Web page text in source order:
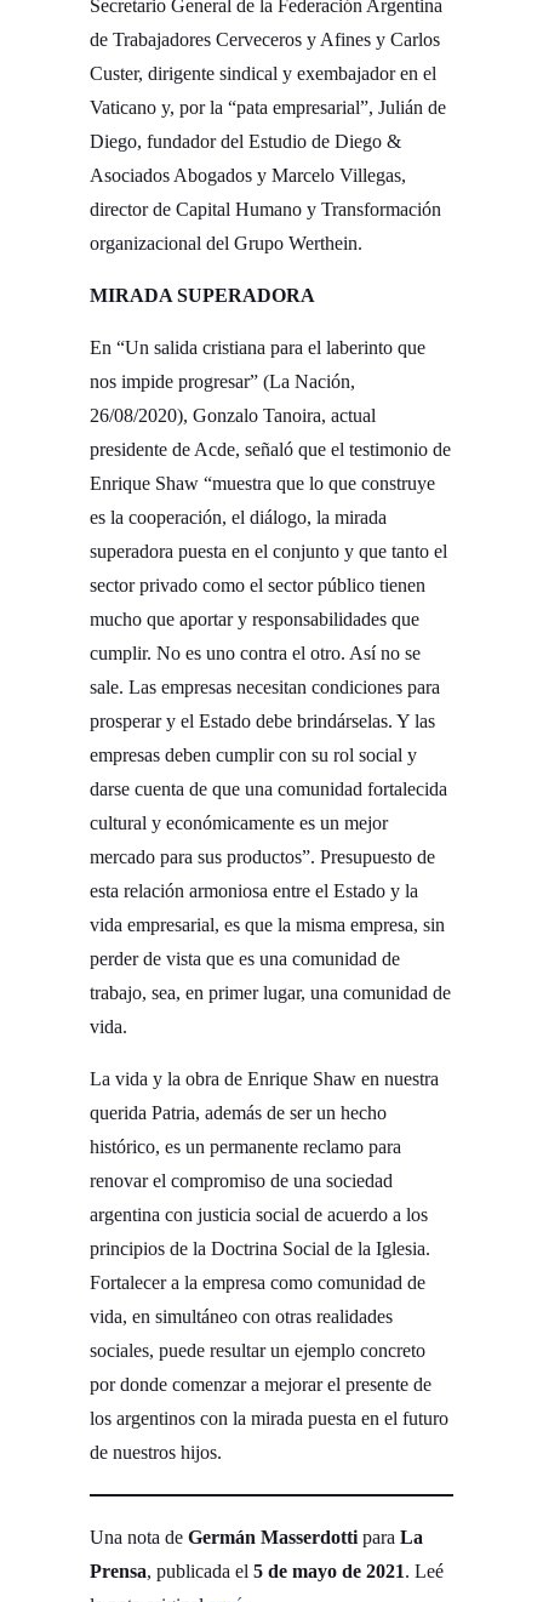
Secretario General de la Federación Argentina
de Trabajadores Cerveceros y Afines y Carlos
Custer, dirigente sindical y exembajador en el
Vaticano y, por la “pata empresarial”, Julián de
Diego, fundador del Estudio de Diego &
Asociados Abogados y Marcelo Villegas,
director de Capital Humano y Transformación
organizacional del Grupo Werthein.­
MIRADA SUPERADORA­
En “Un salida cristiana para el laberinto que
nos impide progresar” (La Nación,
26/08/2020), Gonzalo Tanoira, actual
presidente de Acde, señaló que el testimonio de
Enrique Shaw “muestra que lo que construye
es la cooperación, el diálogo, la mirada
superadora puesta en el conjunto y que tanto el
sector privado como el sector público tienen
mucho que aportar y responsabilidades que
cumplir. No es uno contra el otro. Así no se
sale. Las empresas necesitan condiciones para
prosperar y el Estado debe brindárselas. Y las
empresas deben cumplir con su rol social y
darse cuenta de que una comunidad fortalecida
cultural y económicamente es un mejor
mercado para sus productos”. Presupuesto de
esta relación armoniosa entre el Estado y la
vida empresarial, es que la misma empresa, sin
perder de vista que es una comunidad de
trabajo, sea, en primer lugar, una comunidad de
vida.­
La vida y la obra de Enrique Shaw en nuestra
querida Patria, además de ser un hecho
histórico, es un permanente reclamo para
renovar el compromiso de una sociedad
argentina con justicia social de acuerdo a los
principios de la Doctrina Social de la Iglesia.
Fortalecer a la empresa como comunidad de
vida, en simultáneo con otras realidades
sociales, puede resultar un ejemplo concreto
por donde comenzar a mejorar el presente de
los argentinos con la mirada puesta en el futuro
de nuestros hijos.­
Una nota de Germán Masserdotti para La
Prensa, publicada el 5 de mayo de 2021. Leé